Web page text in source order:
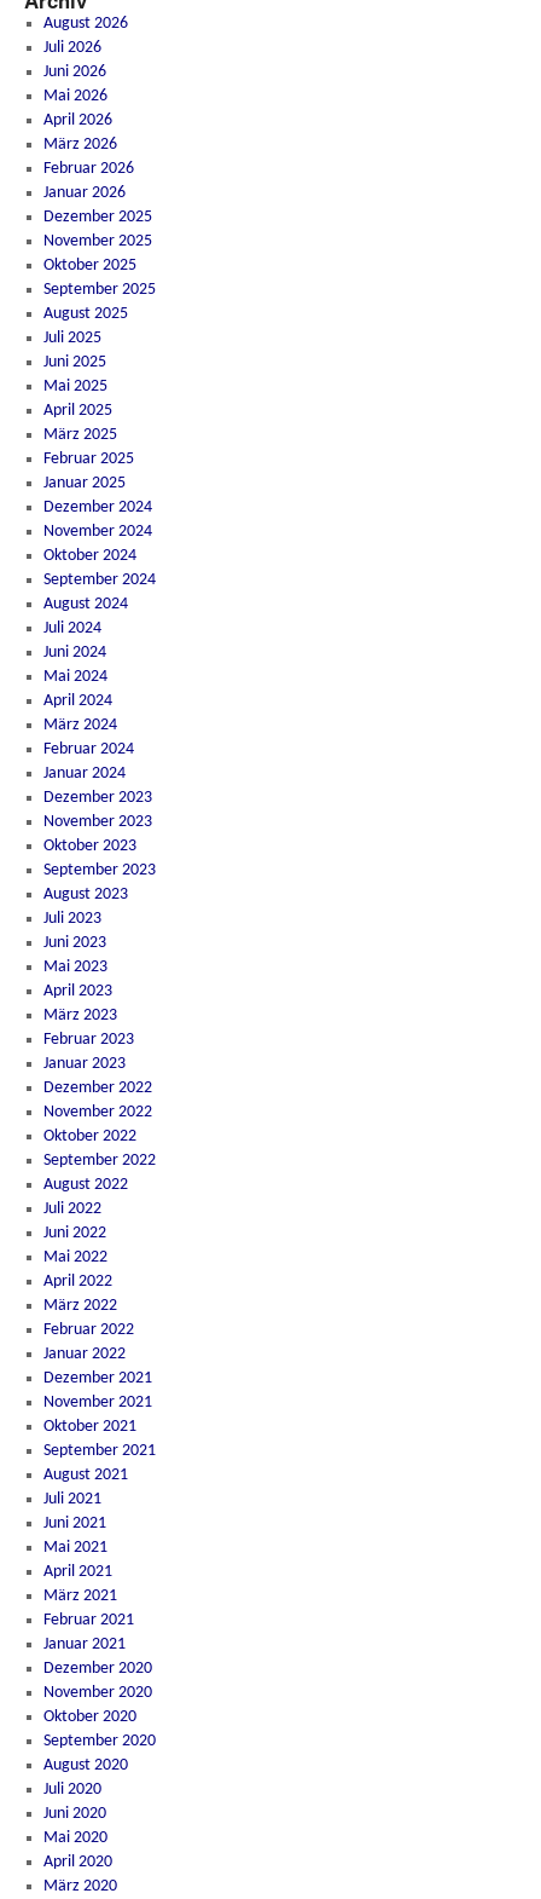
August 2026
Juli 2026
Juni 2026
Mai 2026
April 2026
März 2026
Februar 2026
Januar 2026
Dezember 2025
November 2025
Oktober 2025
September 2025
August 2025
Juli 2025
Juni 2025
Mai 2025
April 2025
März 2025
Februar 2025
Januar 2025
Dezember 2024
November 2024
Oktober 2024
September 2024
August 2024
Juli 2024
Juni 2024
Mai 2024
April 2024
März 2024
Februar 2024
Januar 2024
Dezember 2023
November 2023
Oktober 2023
September 2023
August 2023
Juli 2023
Juni 2023
Mai 2023
April 2023
März 2023
Februar 2023
Januar 2023
Dezember 2022
November 2022
Oktober 2022
September 2022
August 2022
Juli 2022
Juni 2022
Mai 2022
April 2022
März 2022
Februar 2022
Januar 2022
Dezember 2021
November 2021
Oktober 2021
September 2021
August 2021
Juli 2021
Juni 2021
Mai 2021
April 2021
März 2021
Februar 2021
Januar 2021
Dezember 2020
November 2020
Oktober 2020
September 2020
August 2020
Juli 2020
Juni 2020
Mai 2020
April 2020
März 2020